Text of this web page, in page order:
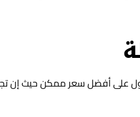
أفضل سعر ممكن حيث إن